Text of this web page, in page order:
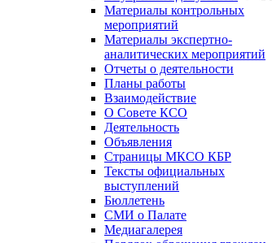
Материалы контрольных
мероприятий
Материалы экспертно-
аналитических мероприятий
Отчеты о деятельности
Планы работы
Взаимодействие
О Совете КСО
Деятельность
Объявления
Страницы МКСО КБР
Тексты официальных
выступлений
Бюллетень
СМИ о Палате
Медиагалерея